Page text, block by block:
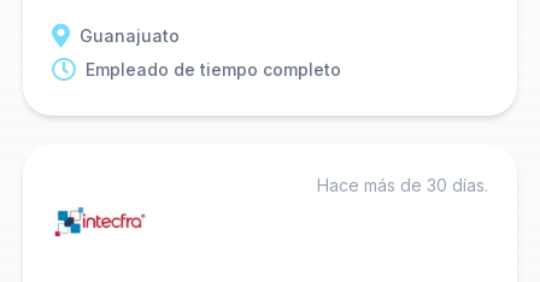
Guanajuato
Empleado de tiempo completo
Hace más de 30 días.